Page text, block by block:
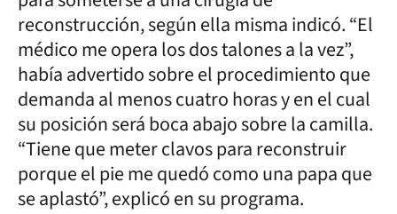
reconstrucción, según ella misma indicó. “El
médico me opera los dos talones a la vez”,
había advertido sobre el procedimiento que
demanda al menos cuatro horas y en el cual
su posición será boca abajo sobre la camilla.
“Tiene que meter clavos para reconstruir
porque el pie me quedó como una papa que
se aplastó”, explicó en su programa.